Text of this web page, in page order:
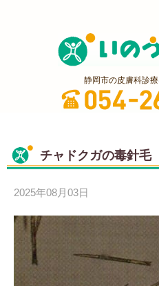
静岡市の皮膚科診療
チャドクガの毒針毛
2025年08月03日